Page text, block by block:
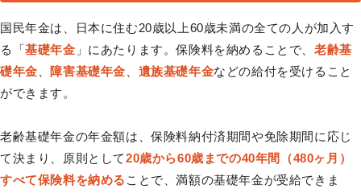
国民年金は、日本に住む20歳以上60歳未満の全ての人が加入す
る「基礎年金 」にあたります。保険料を納めることで、老齢基
礎年金
障害基礎年金 遺族基礎年金などの給付を受けること
ができます。
老齢基礎年金の年金額は、保険料納付済期間や免除期間に応じ
て決まり、原則として20歳から60歳までの40年間（480ヶ月）
すべて保険料を納める ことで、満額の基礎年金が受給できま